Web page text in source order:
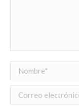
Nombre *
Correo